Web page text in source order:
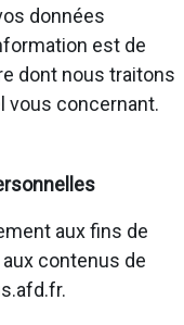
données
est de
dont nous traitons
vous concernant.
aux fins de
contenus de